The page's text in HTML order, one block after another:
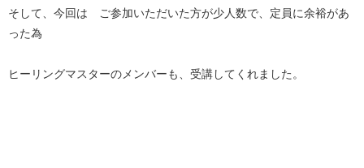
そして、今回は ご参加いただいた方が少人数で、定員に余裕があ
った為
ヒーリングマスターのメンバーも、受講してくれました。